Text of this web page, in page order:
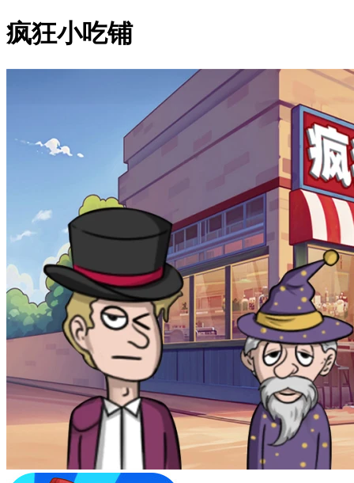
疯狂小吃铺